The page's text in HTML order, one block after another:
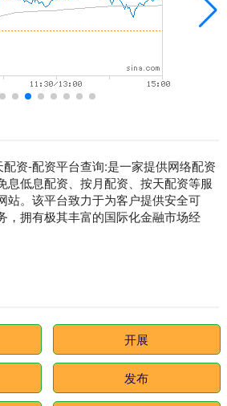
资-配资平台查询:是一家提供网络配资
息低息配资、按月配资、按天配资等服
站。该平台致力于为客户提供安全可
，拥有极其丰富的国际化金融市场经
开展
发布